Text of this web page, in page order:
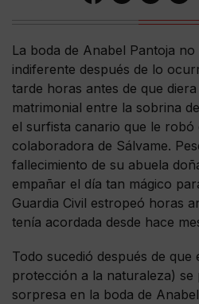
La boda de Anabel Pantoja no
indiferente después de lo
tarde horas antes de que
matrimonial entre la sobrina
el surfista canario que le
colaboradora de Sálvame.
fallecimiento de su abuela
empañar el día tan mágico
Guardia Civil estropeó horas
tenía acordada desde hace
Todo sucedió después de
protección a la naturaleza)
sorpresa en la boda de